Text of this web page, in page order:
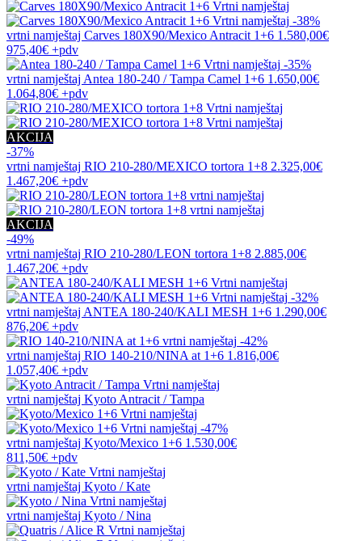
-38%
vrtni namještaj Carves 180X90/Mexico Antracit 1+6 1.580,00€
975,40€ +pdv
-35%
vrtni namještaj Antea 180-240 / Tampa Camel 1+6 1.650,00€
1.064,80€ +pdv
AKCIJA
-37%
vrtni namještaj RIO 210-280/MEXICO tortora 1+8 2.325,00€
1.467,20€ +pdv
AKCIJA
-49%
vrtni namještaj RIO 210-280/LEON tortora 1+8 2.885,00€
1.467,20€ +pdv
-32%
vrtni namještaj ANTEA 180-240/KALI MESH 1+6 1.290,00€
876,20€ +pdv
-42%
vrtni namještaj RIO 140-210/NINA at 1+6 1.816,00€
1.057,40€ +pdv
vrtni namještaj Kyoto Antracit / Tampa
-47%
vrtni namještaj Kyoto/Mexico 1+6 1.530,00€
811,50€ +pdv
vrtni namještaj Kyoto / Kate
vrtni namještaj Kyoto / Nina